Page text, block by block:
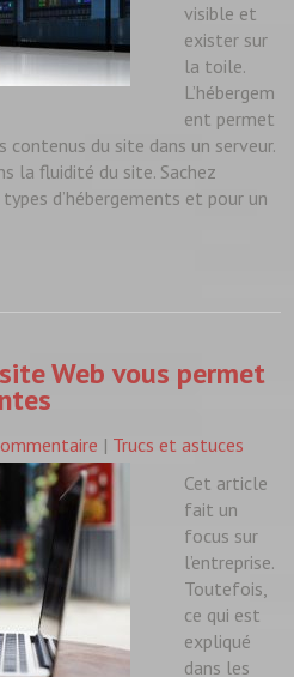
visible et
exister sur
la toile.
L’hébergem
ent permet
du site dans un serveur.
la fluidité du site. Sachez
d’hébergements et pour un
Web vous permet
| Trucs et astuces
Cet article
fait un
focus sur
l’entreprise.
Toutefois,
ce qui est
expliqué
dans les